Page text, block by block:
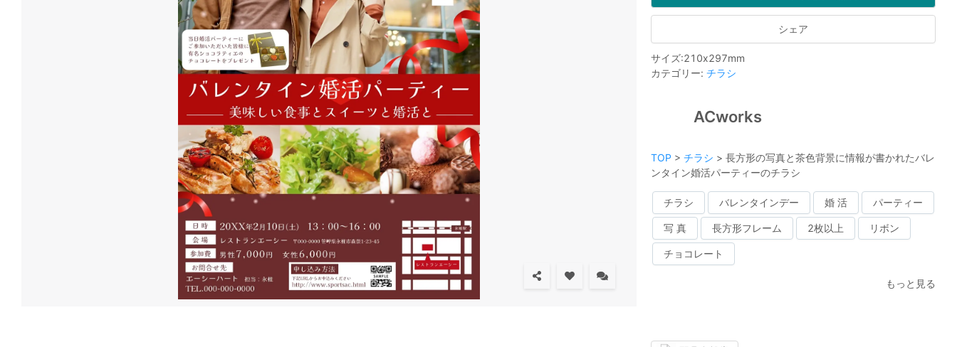
シェア
サイズ:210x297mm
カテゴリー: チラシ
ACworks
TOP > チラシ > 長方形の写真と茶色背景に情報が書かれたバレ
ンタイン婚活パーティーのチラシ
チラシ バレンタインデー 婚 活 パーティー
写 真 長方形フレーム 2枚以上 リボン
チョコレート
もっと見る